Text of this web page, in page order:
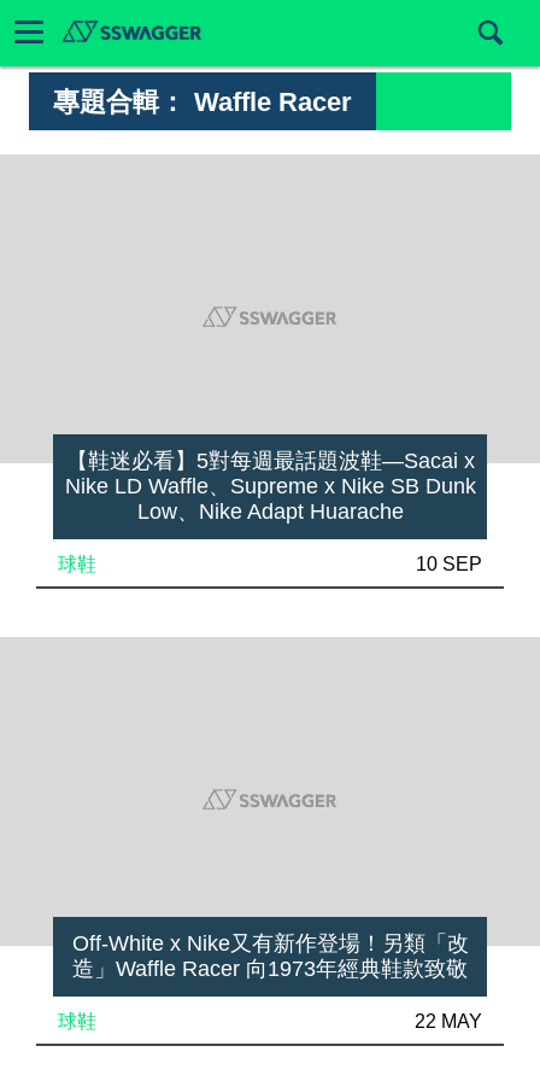
專題合輯： Waffle Racer
【鞋迷必看】5對每週最話題波鞋—Sacai x
Nike LD Waffle、Supreme x Nike SB Dunk
Low、Nike Adapt Huarache
球鞋 10 SEP
Off-White x Nike又有新作登場！另類「改
造」Waffle Racer 向1973年經典鞋款致敬
球鞋 22 MAY